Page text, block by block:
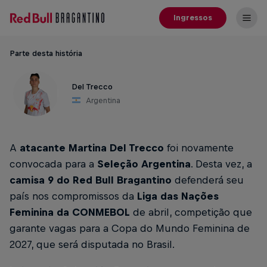
Ingressos
Parte desta história
Del Trecco
Argentina
A atacante Martina Del Trecco foi novamente
convocada para a Seleção Argentina. Desta vez, a
camisa 9 do Red Bull Bragantino defenderá seu
país nos compromissos da Liga das Nações
Feminina da CONMEBOL de abril, competição que
garante vagas para a Copa do Mundo Feminina de
2027, que será disputada no Brasil.